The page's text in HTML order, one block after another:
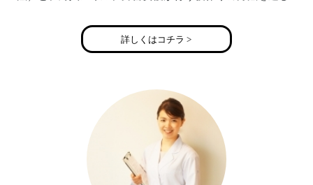
「あなたが主役の人生の脚本を描く！」というオリジナル
のメソッドをお届けしています。
詳しくはコチラ >